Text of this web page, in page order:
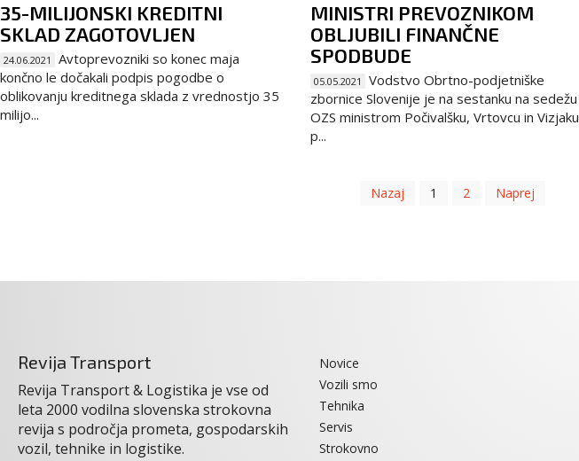
35-MILIJONSKI KREDITNI
SKLAD ZAGOTOVLJEN
24.06.2021
Avtoprevozniki so konec maja
končno le dočakali podpis pogodbe o
oblikovanju kreditnega sklada z vrednostjo 35
milijo...
MINISTRI PREVOZNIKOM
OBLJUBILI FINANČNE
SPODBUDE
05.05.2021
Vodstvo Obrtno-podjetniške
zbornice Slovenije je na sestanku na sedežu
OZS ministrom Počivalšku, Vrtovcu in Vizjaku
p...
Nazaj 1 2 Naprej
Revija Transport
Revija Transport & Logistika je vse od
leta 2000 vodilna slovenska strokovna
revija s področja prometa, gospodarskih
vozil, tehnike in logistike.
Novice
Vozili smo
Tehnika
Servis
Strokovno